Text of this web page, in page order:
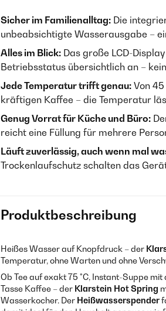
Sicher im Familienalltag: Die
unbeabsichtigte Wasserausgabe –
Alles im Blick: Das große LCD-
Betriebsstatus übersichtlich an –
Jede Temperatur trifft genau: Von
kräftigen Kaffee – die Temperatur
Genug Vorrat für Küche und Büro:
reicht eine Füllung für mehrere
Läuft zuverlässig, auch wenn mal
Trockenlaufschutz schalten das
Produktbeschreibung
Heißes Wasser auf Knopfdruck – der
Temperatur, ohne Warten und ohne
Ob Tee auf exakt 75 °C, Instant-Suppe
Tasse Kaffee – der Klarstein Hot Spring
Wasserkocher. Der Heißwasserspender